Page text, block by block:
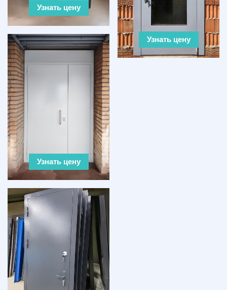
Узнать цену
Узнать цену
Узнать цену